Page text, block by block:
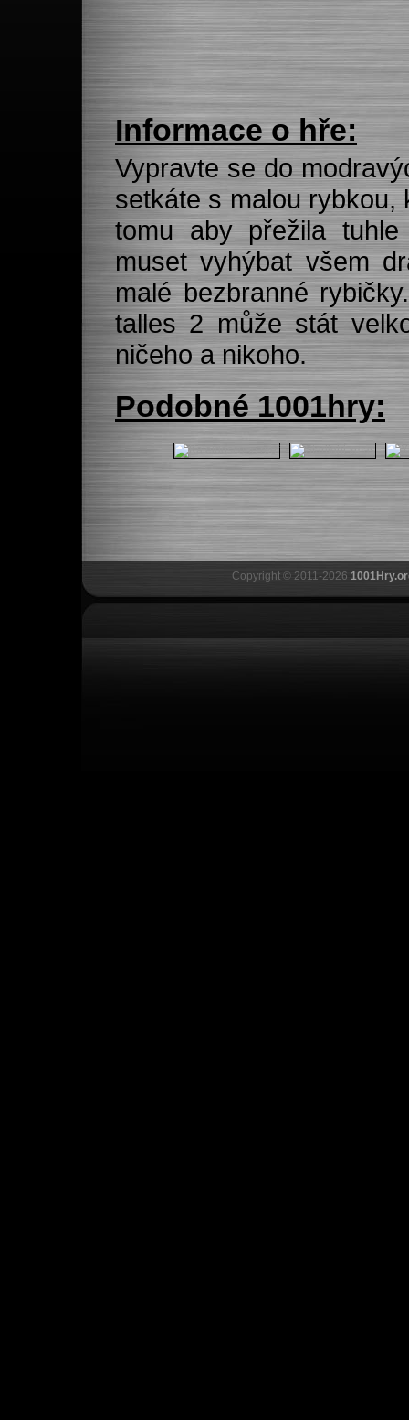
Informace o hře:
Vypravte se do
setkáte s malou rybkou,
tomu aby přežila
muset vyhýbat všem
malé bezbranné
talles 2 může stát
ničeho a nikoho.
Podobné 1001hry:
Copyright © 2011-2026